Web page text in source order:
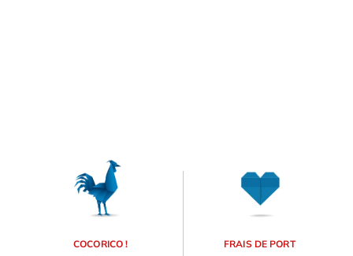
COCORICO !
FRAIS DE PORT